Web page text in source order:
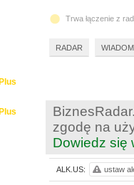
zgodę na
Dowiedz się
ALK.US: ustaw
Trwa łączenie z
RADAR